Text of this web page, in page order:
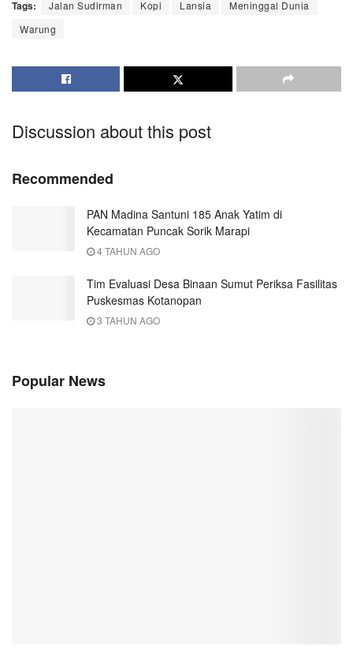
Tags: Jalan Sudirman Kopi Lansia
Meninggal Dunia
Warung
Discussion about this post
Recommended
PAN Madina Santuni 185 Anak Yatim di
Kecamatan Puncak Sorik Marapi
4 TAHUN AGO
Tim Evaluasi Desa Binaan Sumut Periksa Fasilitas
Puskesmas Kotanopan
3 TAHUN AGO
Popular News